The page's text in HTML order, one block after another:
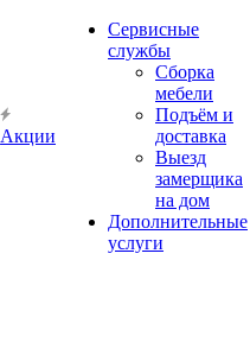
Акции
Сервисные
службы
Сборка
мебели
Подъём и
доставка
Выезд
замерщика
на дом
Дополнительные
услуги